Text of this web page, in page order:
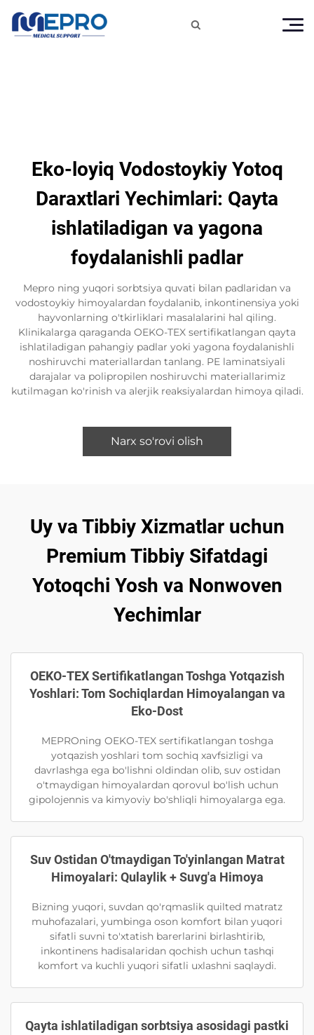

Eko-loyiq Vodostoykiy Yotoq
Daraxtlari Yechimlari: Qayta
ishlatiladigan va yagona
foydalanishli padlar
Mepro ning yuqori sorbtsiya quvati bilan padlaridan va
vodostoykiy himoyalardan foydalanib, inkontinensiya yoki
hayvonlarning o'tkirliklari masalalarini hal qiling.
Klinikalarga qaraganda OEKO-TEX sertifikatlangan qayta
ishlatiladigan pahangiy padlar yoki yagona foydalanishli
noshiruvchi materiallardan tanlang. PE laminatsiyali
darajalar va polipropilen noshiruvchi materiallarimiz
kutilmagan ko'rinish va alerjik reaksiyalardan himoya qiladi.
Narx so'rovi olish
Uy va Tibbiy Xizmatlar uchun
Premium Tibbiy Sifatdagi
Yotoqchi Yosh va Nonwoven
Yechimlar
OEKO-TEX Sertifikatlangan Toshga Yotqazish
Yoshlari: Tom Sochiqlardan Himoyalangan va
Eko-Dost
MEPROning OEKO-TEX sertifikatlangan toshga
yotqazish yoshlari tom sochiq xavfsizligi va
davrlashga ega bo'lishni oldindan olib, suv ostidan
o'tmaydigan himoyalardan qorovul bo'lish uchun
gipolojennis va kimyoviy bo'shliqli himoyalarga ega.
Suv Ostidan O'tmaydigan To'yinlangan Matrat
Himoyalari: Qulaylik + Suvg'a Himoya
Bizning yuqori, suvdan qo'rqmaslik quilted matratz
muhofazalari, yumbinga oson komfort bilan yuqori
sifatli suvni to'xtatish barerlarini birlashtirib,
inkontinens hadisalaridan qochish uchun tashqi
komfort va kuchli yuqori sifatli uxlashni saqlaydi.
Qayta ishlatiladigan sorbtsiya asosidagi pastki